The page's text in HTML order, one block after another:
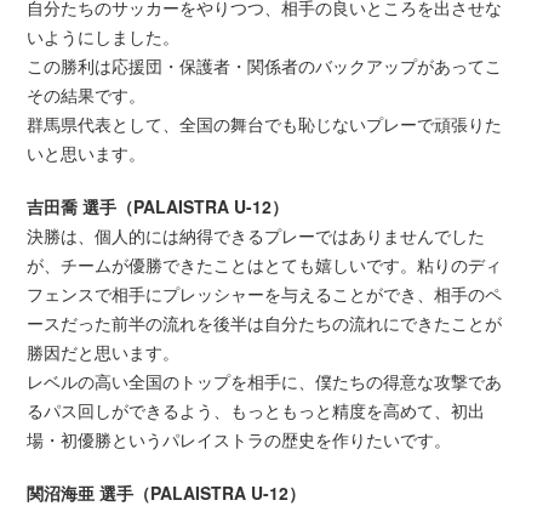
自分たちのサッカーをやりつつ、相手の良いところを出させな
いようにしました。
この勝利は応援団・保護者・関係者のバックアップがあってこ
その結果です。
群馬県代表として、全国の舞台でも恥じないプレーで頑張りた
いと思います。
吉田喬 選手（PALAISTRA U-12）
決勝は、個人的には納得できるプレーではありませんでした
が、チームが優勝できたことはとても嬉しいです。粘りのディ
フェンスで相手にプレッシャーを与えることができ、相手のペ
ースだった前半の流れを後半は自分たちの流れにできたことが
勝因だと思います。
レベルの高い全国のトップを相手に、僕たちの得意な攻撃であ
るパス回しができるよう、もっともっと精度を高めて、初出
場・初優勝というパレイストラの歴史を作りたいです。
関沼海亜 選手（PALAISTRA U-12）